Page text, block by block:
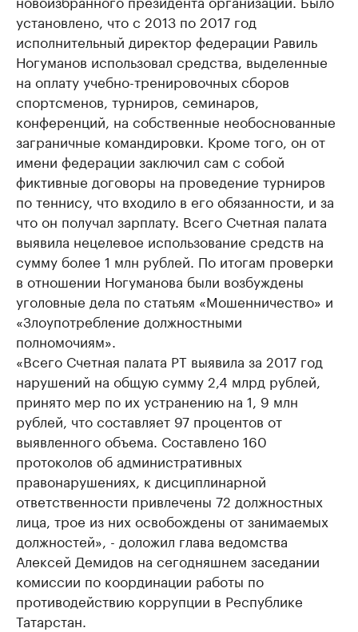
установлено, что с 2013 по 2017 год
исполнительный директор федерации Равиль
Ногуманов использовал средства, выделенные
на оплату учебно-тренировочных сборов
спортсменов, турниров, семинаров,
конференций, на собственные необоснованные
заграничные командировки. Кроме того, он от
имени федерации заключил сам с собой
фиктивные договоры на проведение турниров
по теннису, что входило в его обязанности, и за
что он получал зарплату. Всего Счетная палата
выявила нецелевое использование средств на
сумму более 1 млн рублей. По итогам проверки
в отношении Ногуманова были возбуждены
уголовные дела по статьям «Мошенничество» и
«Злоупотребление должностными
полномочиям».
«Всего Счетная палата РТ выявила за 2017 год
нарушений на общую сумму 2,4 млрд рублей,
принято мер по их устранению на 1, 9 млн
рублей, что составляет 97 процентов от
выявленного объема. Составлено 160
протоколов об административных
правонарушениях, к дисциплинарной
ответственности привлечены 72 должностных
лица, трое из них освобождены от занимаемых
должностей», - доложил глава ведомства
Алексей Демидов на сегодняшнем заседании
комиссии по координации работы по
противодействию коррупции в Республике
Татарстан.